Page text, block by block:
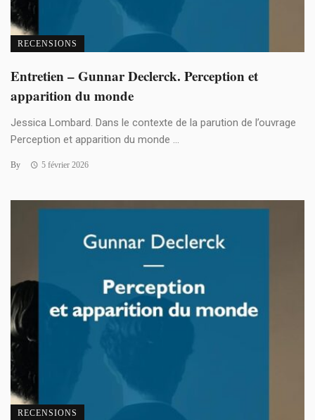
RECENSIONS
Entretien – Gunnar Declerck. Perception et
apparition du monde
Jessica Lombard. Dans le contexte de la parution de l’ouvrage
Perception et apparition du monde ...
By 5 février 2026
RECENSIONS